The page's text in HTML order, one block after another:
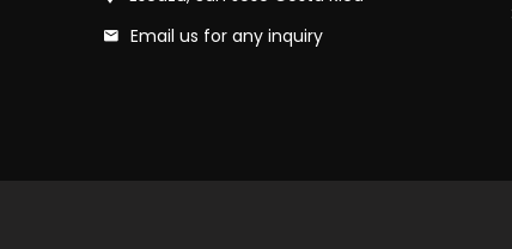
Email us for any inquiry